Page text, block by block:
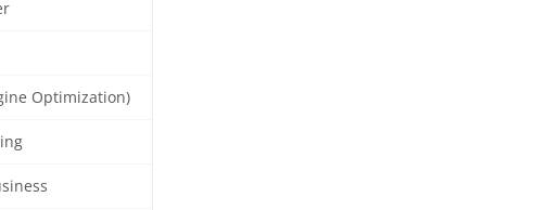
Optimization)